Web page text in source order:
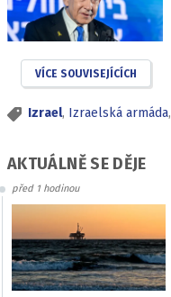
VÍCE SOUVISEJÍCÍCH
Izrael, Izraelská armáda,
AKTUÁLNĚ SE DĚJE
před 1 hodinou